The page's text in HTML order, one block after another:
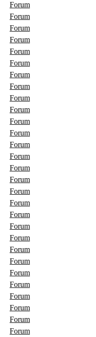
Forum
Forum
Forum
Forum
Forum
Forum
Forum
Forum
Forum
Forum
Forum
Forum
Forum
Forum
Forum
Forum
Forum
Forum
Forum
Forum
Forum
Forum
Forum
Forum
Forum
Forum
Forum
Forum
Forum